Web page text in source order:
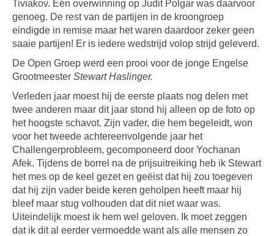
Tiviakov. Eén overwinning op Judit Polgar was daarvoor
genoeg. De rest van de partijen in de kroongroep
eindigde in remise maar het waren daardoor zeker geen
saaie partijen! Er is iedere wedstrijd volop strijd geleverd.
De Open Groep werd een prooi voor de jonge Engelse
Grootmeester Stewart Haslinger.
Verleden jaar moest hij de eerste plaats nog delen met
twee anderen maar dit jaar stond hij alleen op de foto op
het hoogste schavot. Zijn vader, die hem begeleidt, won
voor het tweede achtereenvolgende jaar het
Challengerprobleem, gecomponeerd door Yochanan
Afek. Tijdens de borrel na de prijsuitreiking heb ik Stewart
het mes op de keel gezet en geëist dat hij zou toegeven
dat hij zijn vader beide keren geholpen heeft maar hij
bleef maar stug volhouden dat dit niet waar was.
Uiteindelijk moest ik hem wel geloven. Ik moet zeggen
dat ik dit al eerder vermoedde want als alle mensen zo